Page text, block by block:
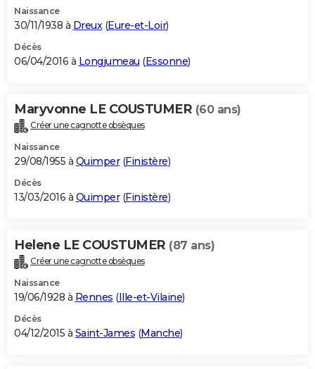
Naissance
30/11/1938 à Dreux(Eure-et-Loir)
Décès
06/04/2016 à Longjumeau (Essonne)
Maryvonne LE COUSTUMER (60 ans)
Créer une cagnotte obsèques
Naissance
29/08/1955 à Quimper(Finistère)
Décès
13/03/2016 à Quimper(Finistère)
Helene LE COUSTUMER (87 ans)
Créer une cagnotte obsèques
Naissance
19/06/1928 à Rennes (Ille-et-Vilaine)
Décès
04/12/2015 à Saint-James (Manche)